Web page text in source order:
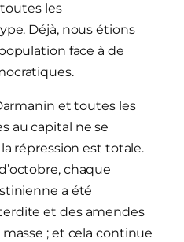
les
Déjà, nous étions
face à de
et toutes les
au capital ne se
répression est totale.
chaque
a été
et des amendes
; et cela continue